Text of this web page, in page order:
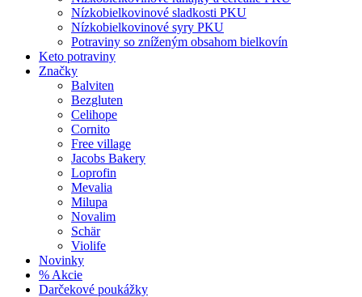
Nízkobielkovinové sladkosti PKU
Nízkobielkovinové syry PKU
Potraviny so zníženým obsahom bielkovín
Keto potraviny
Značky
Balviten
Bezgluten
Celihope
Cornito
Free village
Jacobs Bakery
Loprofin
Mevalia
Milupa
Novalim
Schär
Violife
Novinky
% Akcie
Darčekové poukážky